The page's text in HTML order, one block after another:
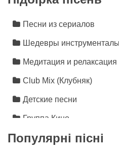
Песни из сериалов
Шедевры
Медитация и релаксация
Club Mix (Клубняк)
Детские песни
Группа Кино
Лезгинка
Популярні пісні